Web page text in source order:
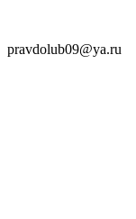
pravdolub09@ya.ru